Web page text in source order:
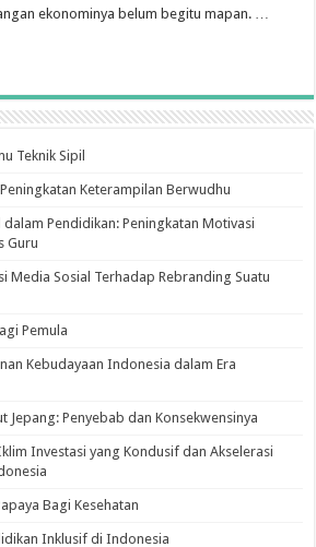
ekonominya belum begitu mapan. …
Teknik Sipil
Keterampilan Berwudhu
Pendidikan: Peningkatan Motivasi
Guru
Media Sosial Terhadap Rebranding Suatu
Pemula
Kebudayaan Indonesia dalam Era
Jepang: Penyebab dan Konsekwensinya
Investasi yang Kondusif dan Akselerasi
Bagi Kesehatan
Inklusif di Indonesia